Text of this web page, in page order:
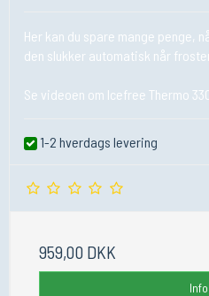
Her kan du spare mange penge,
den slukker automatisk når
Se videoen om Icefree Thermo
1-2 hverdags levering
959,00 DKK
Info